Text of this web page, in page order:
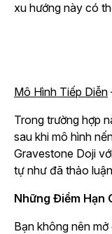
xu hướng này có
Mô Hình Tiếp Diễn
Trong trường hợp
sau khi mô hình
Gravestone Doji
tự như đã thảo
Những Điểm Hạn
Bạn không nên